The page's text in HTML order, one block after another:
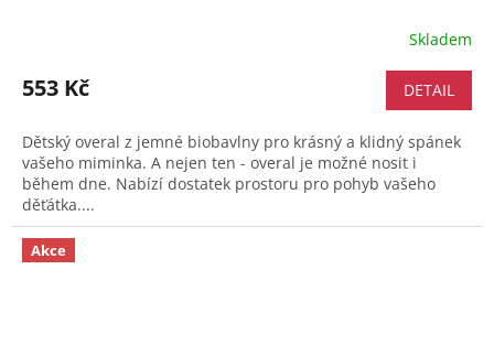
Skladem
553 Kč DETAIL
Dětský overal z jemné biobavlny pro krásný a klidný spánek
vašeho miminka. A nejen ten - overal je možné nosit i
během dne. Nabízí dostatek prostoru pro pohyb vašeho
děťátka....
Akce